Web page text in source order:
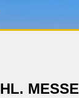
HL. MESSE